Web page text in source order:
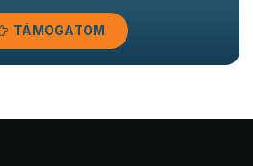
TÁMOGATOM